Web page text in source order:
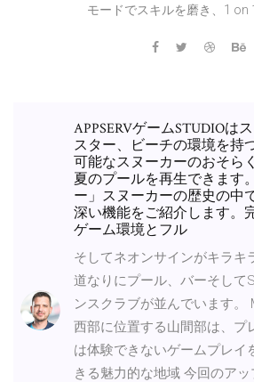
モードでスキルを磨き、1 on
‎APPSERVゲームSTUDIOは
スター、ビーチの環境を持
可能なスヌーカーのおそら
夏のプールを再生できます
ー」スヌーカーの歴史の中
深い機能をご紹介します。
ゲーム環境とフル
そしてネオンサインがキラキ
道なりにプール、バーそして
ンスクラブが並んでいます。
西部に位置する山間部は、プ
は体験できないゲームプレイ
きる魅力的な地域 今回のア